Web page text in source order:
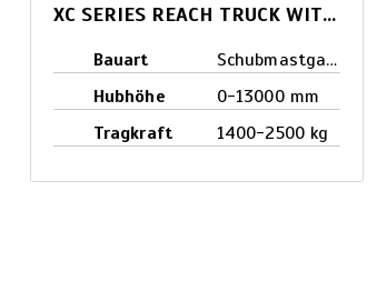
XC SERIES REACH TRUCK WITH LITHIUM POWER
Bauart
Schubmastgabelstapler
Hubhöhe
0-13000 mm
Tragkraft
1400-2500 kg